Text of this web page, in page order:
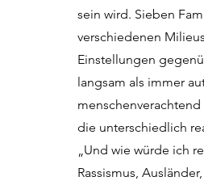
sein wird. Sieben
verschiedenen
Einstellungen
langsam als immer
die unterschiedlich
„Und wie würde ich
Rassismus,